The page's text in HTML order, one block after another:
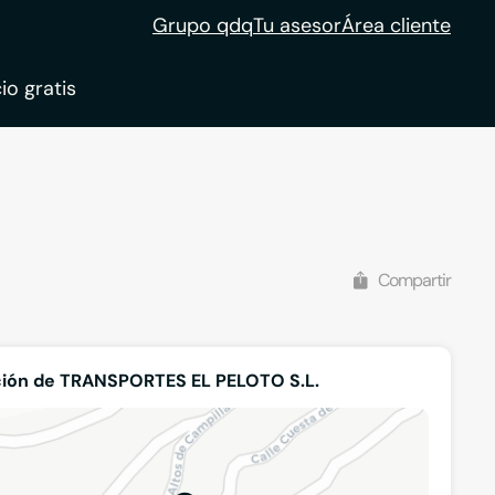
Grupo qdqTu asesorÁrea cliente
gratis
Compartir
de TRANSPORTES EL PELOTO S.L.